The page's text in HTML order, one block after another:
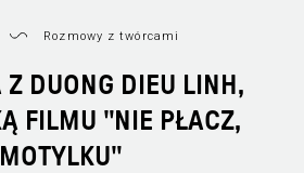
Rozmowy z twórcami
Z DUONG DIEU LINH,
FILMU "NIE PŁACZ,
MOTYLKU"